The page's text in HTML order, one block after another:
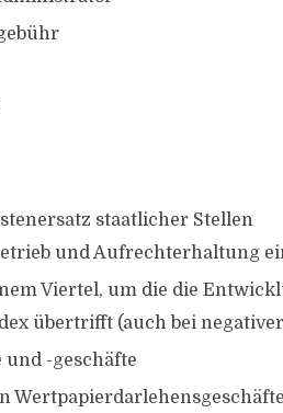
staatlicher Stellen
und Aufrechterhaltung
Viertel, um die die
übertrifft (auch bei
-geschäfte